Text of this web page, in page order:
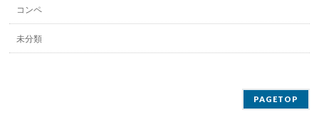
コンペ
未分類
PAGETOP